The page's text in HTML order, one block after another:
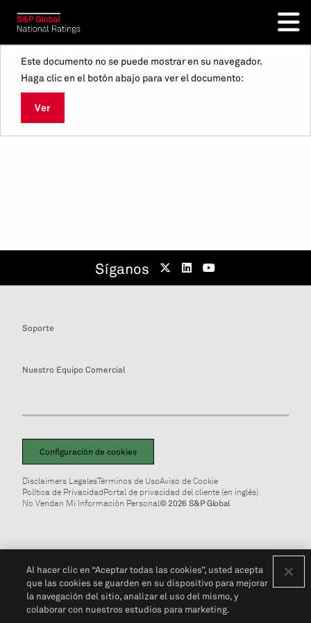
Este documento no se puede mostrar en su navegador.
Haga clic en el botón abajo para ver el documento:
Ver
Síganos
Soporte
Nuestro Equipo Comercial
Configuración de cookies
Disclaimers LegalesTérminos de UsoAviso de Cookie
Política de PrivacidadPortal de privacidad del cliente (en inglés)
No Vendan Mi Información Personal© 2026 S&P Global
Al hacer clic en “Aceptar todas las cookies”, usted acepta
que las cookies se guarden en su dispositivo para mejorar
la navegación del sitio, analizar el uso del mismo, y
colaborar con nuestros estudios para marketing.